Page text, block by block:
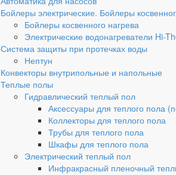
Бойлеры электрические. Бойлеры
Бойлеры косвенного нагрева
Электрические водонагреватели Hi-
Система защиты при протечках воды
Нептун
Конвекторы внутрипольные и напольные
Теплые полы
Гидравлический теплый пол
Аксессуары для теплого пола
Коллекторы для теплого пола
Трубы для теплого пола
Шкафы для теплого пола
Электрический теплый пол
Инфракрасный пленочный